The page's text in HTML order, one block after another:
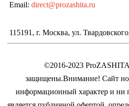
Email: direct@prozashita.ru
115191, г. Москва, ул.
©2016-2023
защищены.Внимание! Cайт
информационный характер и ни